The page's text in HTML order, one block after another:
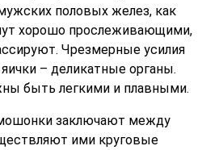
половых желез, как
хорошо прослеживающими,
Чрезмерные усилия
– деликатные органы.
быть легкими и плавными.
заключают между
ими круговые